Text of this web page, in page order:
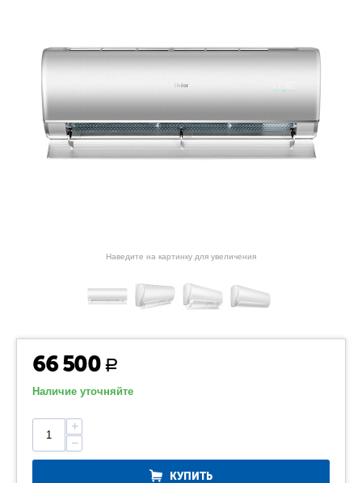
Наведите на картинку для увеличения
66 500 Р
Наличие уточняйте
+
−
КУПИТЬ